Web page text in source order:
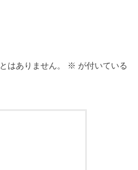
はありません。 ※ が付いている